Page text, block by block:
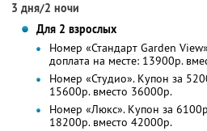
3 дня/2 ночи
Для 2 взрослых
Номер «Стандарт Garden
доплата на месте: 13900р.
Номер «Студио». Купон за
15600р. вместо 36000р.
Номер «Люкс». Купон за
18200р. вместо 42000р.